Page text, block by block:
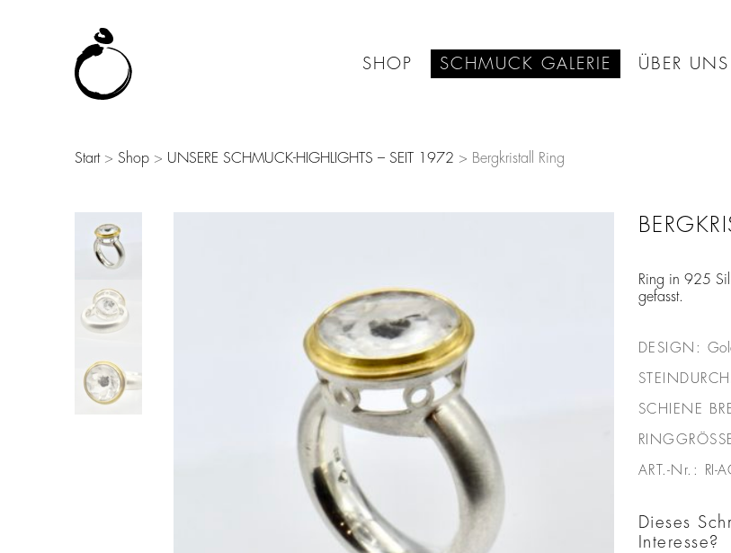
SHOP SCHMUCK GALERIE ÜBER UNS
Start> Shop > UNSERE SCHMUCK-HIGHLIGHTS – SEIT 1972 > Bergkristall Ring
Ring in 925
gefasst.
DESIGN:
SCHIENE
ART.-Nr.: RI-
Dieses
Interesse?